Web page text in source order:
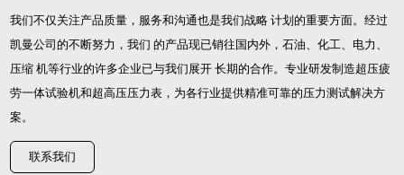
我们不仅关注产品质量，服务和沟通也是我们战略 计划的重要方面。经过
凯曼公司的不断努力，我们 的产品现已销往国内外，石油、化工、电力、
压缩 机等行业的许多企业已与我们展开 长期的合作。专业研发制造超压疲
劳一体试验机和超高压压力表 ，为各行业提供精准可靠的压力测试解决方
案。
联系我们